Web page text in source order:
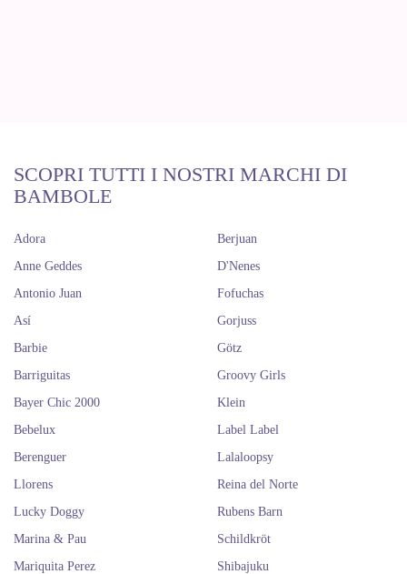
SCOPRI TUTTI I NOSTRI MARCHI DI
BAMBOLE
Adora
Anne Geddes
Antonio Juan
Así
Barbie
Barriguitas
Bayer Chic 2000
Bebelux
Berenguer
Berjuan
D'Nenes
Fofuchas
Gorjuss
Götz
Groovy Girls
Klein
Label Label
Lalaloopsy
Llorens
Lucky Doggy
Marina & Pau
Mariquita Perez
Reina del Norte
Rubens Barn
Schildkröt
Shibajuku